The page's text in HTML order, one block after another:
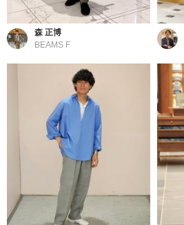
森 正博
BEAMS F